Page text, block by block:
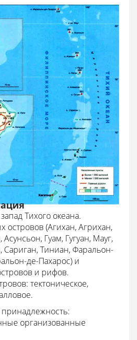
запад Тихого океана.
островов (Агихан, Агрихан,
Гуам, Гугуан, Мауг,
Сариган, Тиниан, Фаральон-
де-Пахарос) и
и рифов.
тектоническое,
организованные